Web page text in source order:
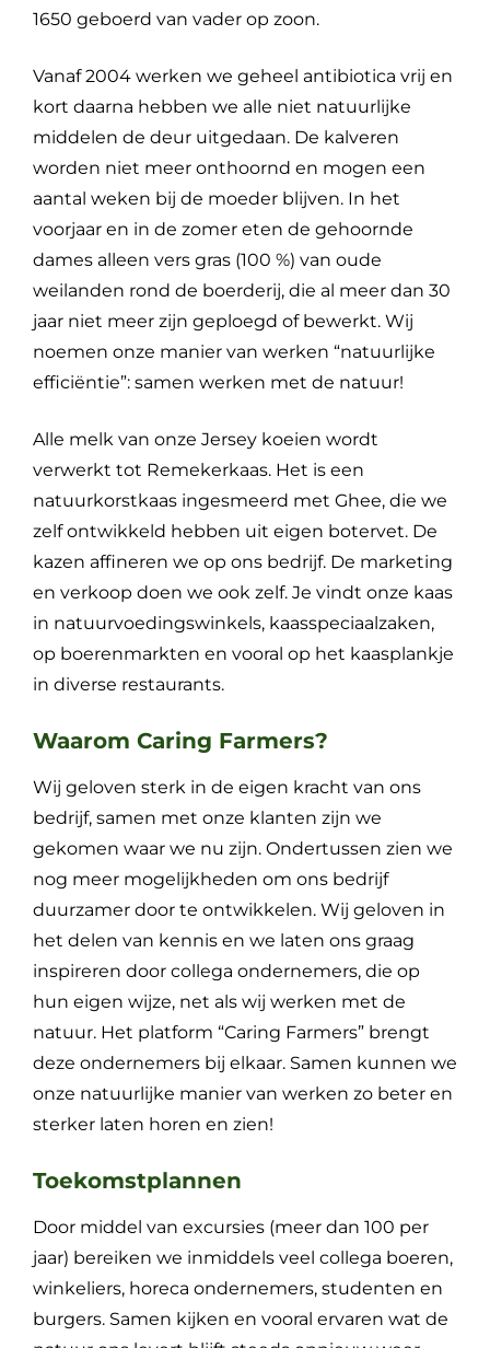
1650 geboerd van vader op zoon.
Vanaf 2004 werken we geheel antibiotica vrij en
kort daarna hebben we alle niet natuurlijke
middelen de deur uitgedaan. De kalveren
worden niet meer onthoornd en mogen een
aantal weken bij de moeder blijven. In het
voorjaar en in de zomer eten de gehoornde
dames alleen vers gras (100 %) van oude
weilanden rond de boerderij, die al meer dan 30
jaar niet meer zijn geploegd of bewerkt. Wij
noemen onze manier van werken “natuurlijke
efficiëntie”: samen werken met de natuur!
Alle melk van onze Jersey koeien wordt
verwerkt tot Remekerkaas. Het is een
natuurkorstkaas ingesmeerd met Ghee, die we
zelf ontwikkeld hebben uit eigen botervet. De
kazen affineren we op ons bedrijf. De marketing
en verkoop doen we ook zelf. Je vindt onze kaas
in natuurvoedingswinkels, kaasspeciaalzaken,
op boerenmarkten en vooral op het kaasplankje
in diverse restaurants.
Waarom Caring Farmers?
Wij geloven sterk in de eigen kracht van ons
bedrijf, samen met onze klanten zijn we
gekomen waar we nu zijn. Ondertussen zien we
nog meer mogelijkheden om ons bedrijf
duurzamer door te ontwikkelen. Wij geloven in
het delen van kennis en we laten ons graag
inspireren door collega ondernemers, die op
hun eigen wijze, net als wij werken met de
natuur. Het platform “Caring Farmers” brengt
deze ondernemers bij elkaar. Samen kunnen we
onze natuurlijke manier van werken zo beter en
sterker laten horen en zien!
Toekomstplannen
Door middel van excursies (meer dan 100 per
jaar) bereiken we inmiddels veel collega boeren,
winkeliers, horeca ondernemers, studenten en
burgers. Samen kijken en vooral ervaren wat de